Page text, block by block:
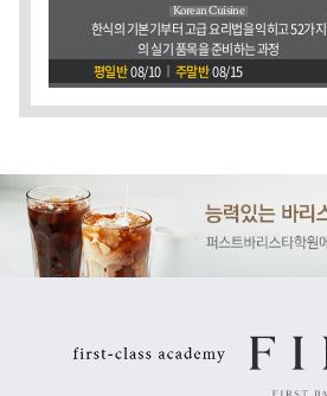
Korean Cuisine
한식의 기본기부터 고급 요리법을 익히고 52가지
의 실기 품목을 준비하는 과정
평일반08/10 주말반08/15